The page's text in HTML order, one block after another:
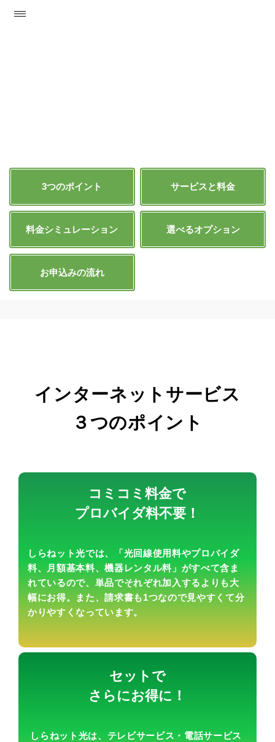
3つのポイント サービスと料金
料金シミュレーション 選べるオプション
お申込みの流れ
インターネットサービス
３つのポイント
コミコミ料金で
プロバイダ料不要！
しらねット光では、「光回線使用料やプロバイダ
料、月額基本料、機器レンタル料」がすべて含ま
れているので、単品でそれぞれ加入するよりも大
幅にお得。また、請求書も1つなので見やすくて分
かりやすくなっています。
セットで
さらにお得に！
しらねット光は、テレビサービス・電話サービス